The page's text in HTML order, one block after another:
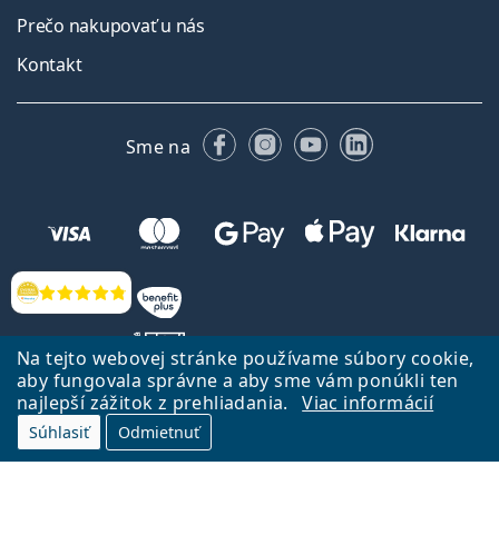
Na tejto webovej stránke používame súbory cookie,
aby fungovala správne a aby sme vám ponúkli ten
najlepší zážitok z prehliadania.
Viac informácií
Súhlasiť Odmietnuť
Hodnotenia
Prečo nakupovať u nás
Kontakt
Sme na FacebookuInstagrame
YouTubeLinkedIn
Späť na Úvodnu stránku
Lentiamo.sk vlastní a prevádzkuje spoločnosť Lentiamo s.r.o., Česká